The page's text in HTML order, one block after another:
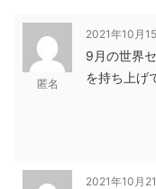
匿名
2021年10月
9月の世界
を持ち上げ
2021年10月